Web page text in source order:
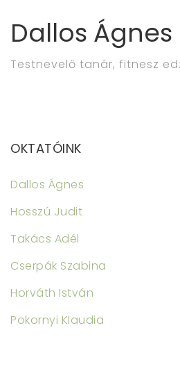
Dallos Ágnes
Testnevelő tanár, fitnesz
OKTATÓINK
Dallos Ágnes
Hosszú Judit
Takács Adél
Cserpák Szabina
Horváth István
Pokornyi Klaudia